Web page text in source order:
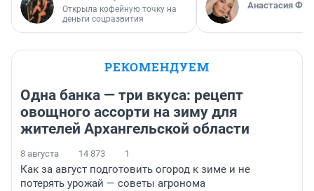
Открыла кофейную точку на
деньги соцразвития
Анастасия
РЕКОМЕНДУЕМ
Одна банка — три вкуса: рецепт
овощного ассорти на зиму для
жителей Архангельской области
8 августа 14 873 1
Как за август подготовить огород к зиме и не
потерять урожай — советы агронома